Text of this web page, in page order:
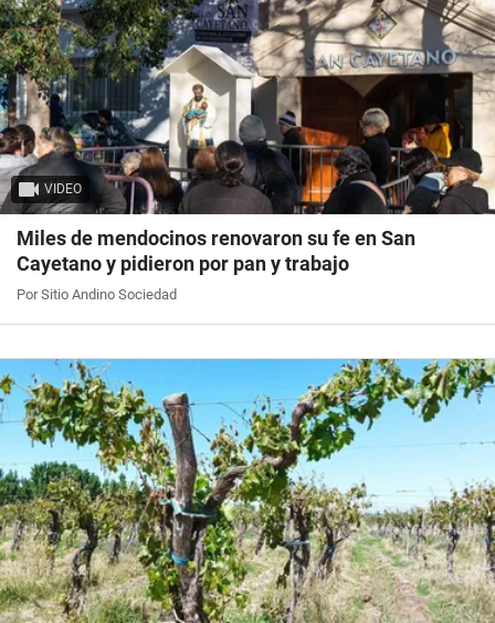
VIDEO
Miles de mendocinos renovaron su fe en San
Cayetano y pidieron por pan y trabajo
Por Sitio Andino Sociedad